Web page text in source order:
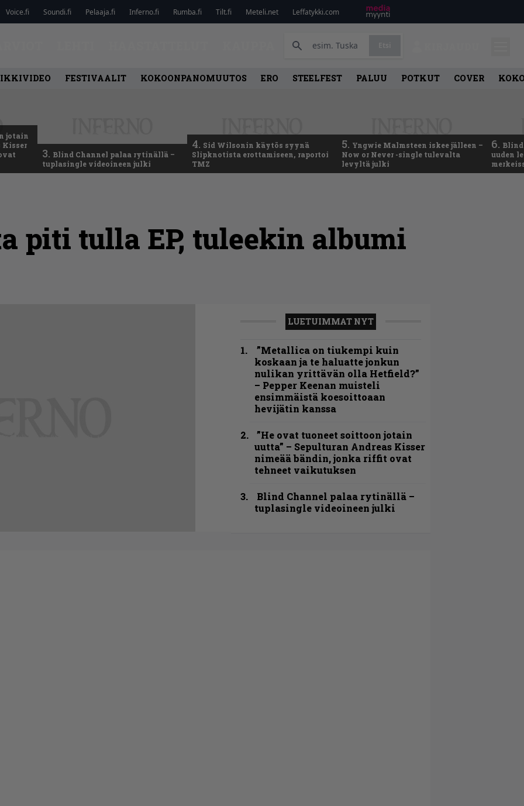
Voice.fi Soundi.fi Pelaaja.fi Inferno.fi Rumba.fi Tilt.fi Meteli.net Leffatykki.com
FESTIVAALIT KOKOONPANOMUUTOS ERO STEELFEST PALUU POTKUT COVER
jotain
Kisser
3. Blind Channel palaa rytinällä –
tuplasingle videoineen julki
4. Sid Wilsonin käytös syynä
Slipknotista erottamiseen, raportoi
TMZ
5. Yngwie Malmsteen iskee jälleen –
Now or Never -single tulevalta
levyltä julki
6.
uuden
piti tulla EP, tuleekin albumi
LUETUIMMAT NYT
”Metallica on tiukempi kuin
koskaan ja te haluatte jonkun
nulikan yrittävän olla Hetfield?”
– Pepper Keenan muisteli
ensimmäistä koesoittoaan
hevijätin kanssa
”He ovat tuoneet soittoon jotain
uutta” – Sepulturan Andreas Kisser
nimeää bändin, jonka riffit ovat
tehneet vaikutuksen
Blind Channel palaa rytinällä –
tuplasingle videoineen julki